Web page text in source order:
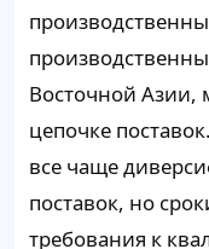
Восточной Азии,
цепочке
все чаще
поставок, но
требования к